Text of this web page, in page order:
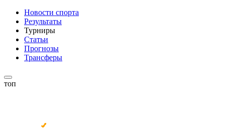
Новости спорта
Результаты
Турниры
Статьи
Прогнозы
Трансферы
топ